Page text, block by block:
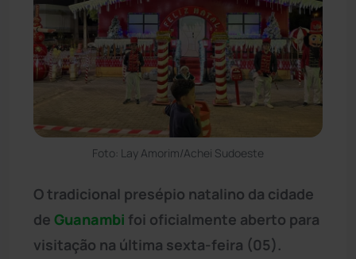
Foto: Lay Amorim/Achei Sudoeste
O tradicional presépio natalino da cidade
de Guanambi foi oficialmente aberto para
visitação na última sexta-feira (05).